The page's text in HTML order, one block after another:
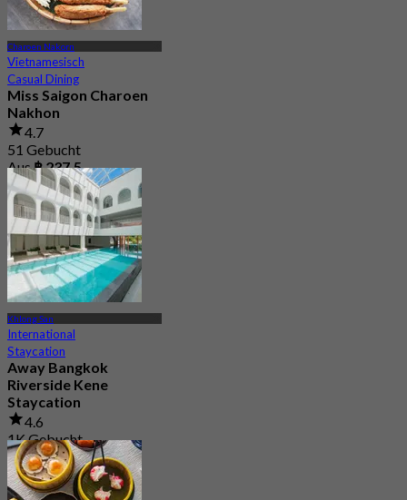
Charoen Nakorn
Vietnamesisch
Casual Dining
Miss Saigon Charoen
Nakhon
4.7
51 Gebucht
Aus฿ 237.5
Khlong San
International
Staycation
Away Bangkok
Riverside Kene
Staycation
4.6
1K Gebucht
Aus฿ 1,425